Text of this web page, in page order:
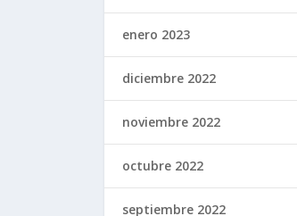
enero 2023
diciembre 2022
noviembre 2022
octubre 2022
septiembre 2022